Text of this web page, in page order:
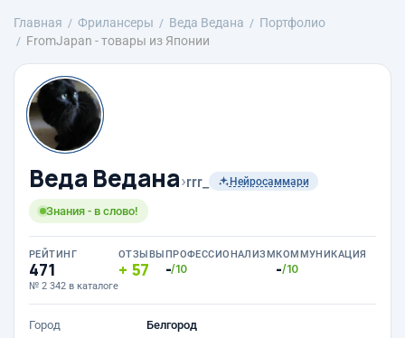
Главная Фрилансеры Веда Ведана
Портфолио
FromJapan - товары из Японии
Веда Ведана›rrr_ Нейросаммари
Знания - в слово!
РЕЙТИНГ
471
№ 2 342 в каталоге
ОТЗЫВЫ
57
ПРОФЕССИОНАЛИЗМ
-/10
КОММУНИКАЦИЯ
-/10
Город
Белгород